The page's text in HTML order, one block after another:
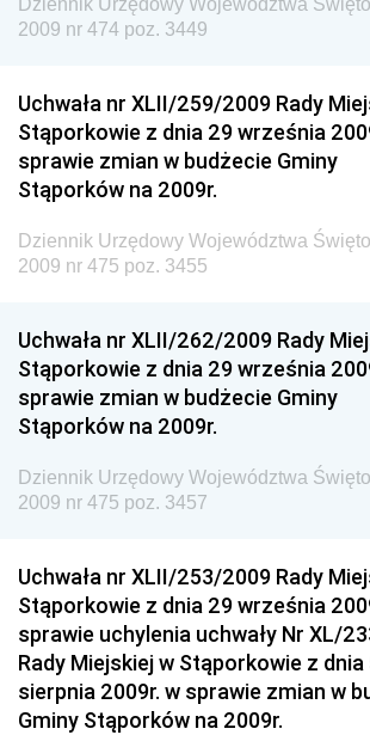
Dziennik Urzędowy Ministra
Inspektora Ochrony Środowiska
Dziennik Urzędowy Ministerstwa
Narodowego i Sportu
Dziennik Urzędowy Ministra
Dziennik Urzędowy Ministra Rozwoju,
Dziennik Urzędowy Ministra Kultury,
Narodowego i Sportu
Dziennik Urzędowy Ministra Rodziny i
Społecznej
Dziennik Urzędowy Komendy
Granicznej
Drogowego
Dziennik Urzędowy Narodowego
Dziennik Urzędowy Komendy
Dziennik Urzędowy Ministra Pracy i
Społecznej
2009 nr 474 poz. 3449
Uchwała nr XLII/259/2009 Rady
Stąporkowie z dnia 29 września
sprawie zmian w budżecie Gminy
Stąporków na 2009r.
Dziennik Urzędowy Województwa
2009 nr 475 poz. 3455
Uchwała nr XLII/262/2009 Rady
Stąporkowie z dnia 29 września
sprawie zmian w budżecie Gminy
Stąporków na 2009r.
Dziennik Urzędowy Województwa
2009 nr 475 poz. 3457
Uchwała nr XLII/253/2009 Rady
Stąporkowie z dnia 29 września
sprawie uchylenia uchwały Nr XL/
Rady Miejskiej w Stąporkowie z dnia
sierpnia 2009r. w sprawie zmian w
Gminy Stąporków na 2009r.